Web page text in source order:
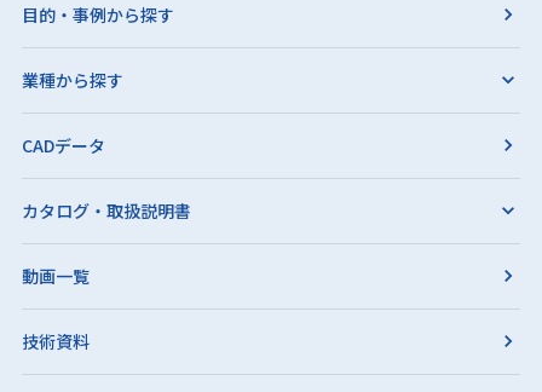
目的・事例から探す
業種から探す
CADデータ
カタログ・取扱説明書
動画一覧
技術資料